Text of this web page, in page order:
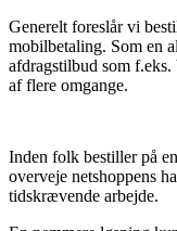
Generelt foreslår vi
mobilbetaling. Som en
afdragstilbud som
af flere omgange.
Inden folk bestiller på
overveje netshoppens
tidskrævende arbejde.